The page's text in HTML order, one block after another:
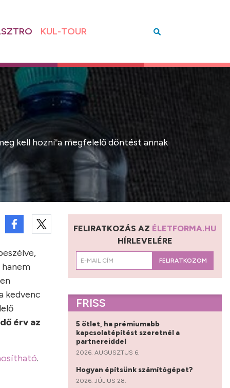
KUL-TOUR
kell hozni a megfelelő döntést annak
kedvenc
érv az
.
FELIRATKOZÁS AZ ÉLETFORMA.HU
HÍRLEVELÉRE
FELIRATKOZOM
FRISS
5 ötlet, ha prémiumabb
kapcsolatépítést szeretnél a
partnereiddel
2026. AUGUSZTUS 6.
Hogyan építsünk számítógépet?
2026. JÚLIUS 28.